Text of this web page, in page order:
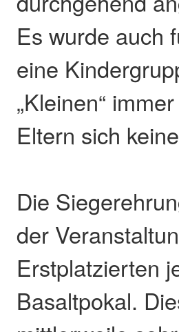
Es wurde auch
eine
„Kleinen“
Eltern sich
Die
der
Erstplatzierten
Basaltpokal.